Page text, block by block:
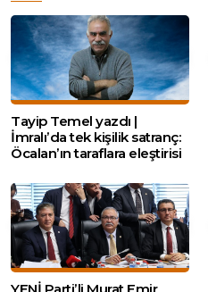
Tayip Temel yazdı |
İmralı’da tek kişilik satranç:
Öcalan’ın taraflara eleştirisi